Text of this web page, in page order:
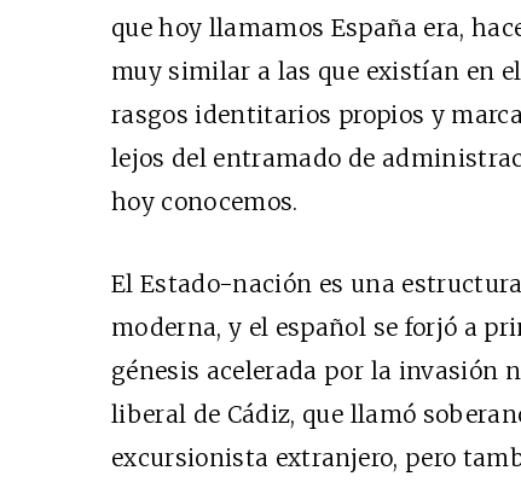
que hoy llamamos España era,
muy similar a las que existían en
rasgos identitarios propios y
lejos del entramado de
hoy conocemos.
El Estado-nación es una
moderna, y el español se forjó a
génesis acelerada por la invasión
liberal de Cádiz, que llamó
excursionista extranjero, pero